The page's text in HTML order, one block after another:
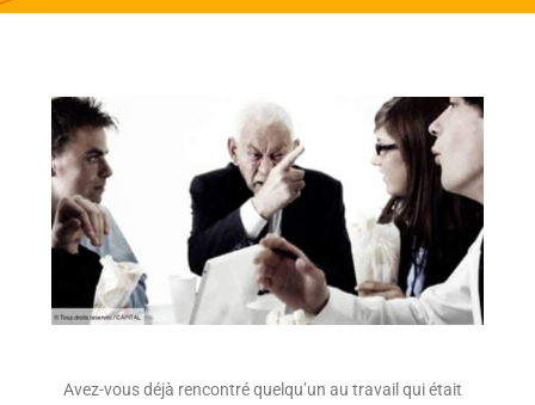
Avez-vous déjà rencontré quelqu’un au travail qui était